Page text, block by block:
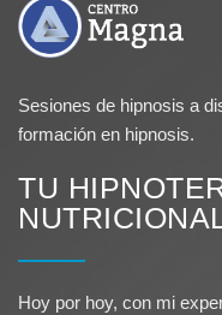
Sesiones de hipnosis a
formación en hipnosis.
TU
Hoy por hoy, con mi